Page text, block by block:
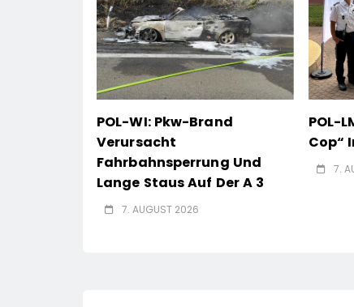
POL-WI: Pkw-Brand
Verursacht
Fahrbahnsperrung Und
Lange Staus Auf Der A 3
7. AUGUST 2026
POL-
Cop“
7.